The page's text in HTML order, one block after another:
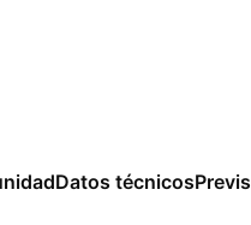
Datos técnicos